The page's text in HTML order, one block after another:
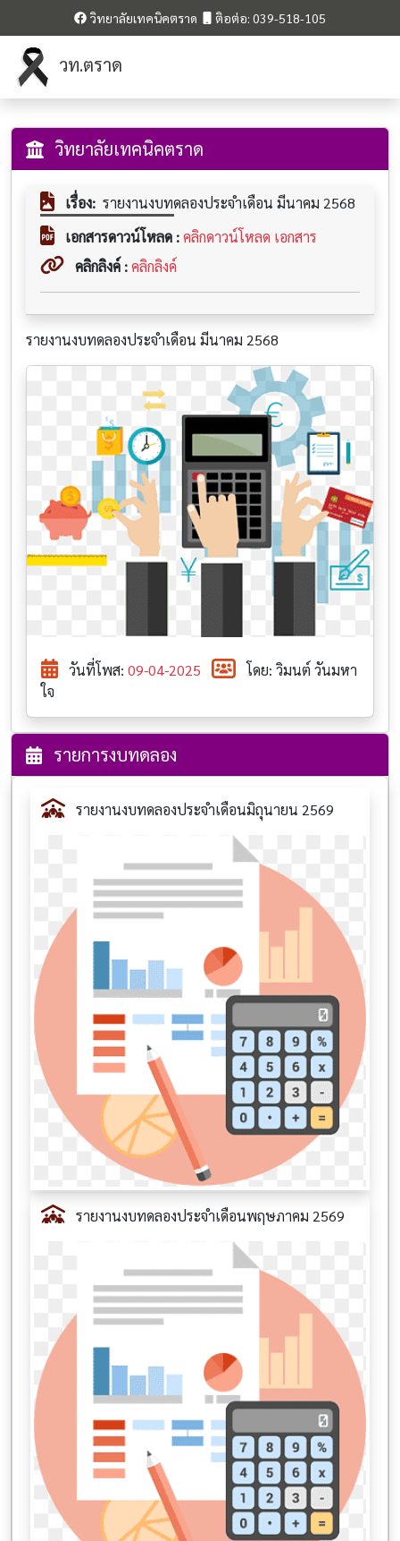
วิทยาลัยเทคนิคตราด ติอต่อ: 039-518-105
วท.ตราด
วิทยาลัยเทคนิคตราด
เรื่อง: รายงานงบทดลองประจำเดือน มีนาคม 2568
เอกสารดาวน์โหลด : คลิกดาวน์โหลด เอกสาร
คลิกลิงค์ :คลิกลิงค์
รายงานงบทดลองประจำเดือน มีนาคม 2568
วันที่โพส:09-04-2025
โดย: วิมนต์ วันมหา
ใจ
รายการงบทดลอง
รายงานงบทดลองประจำเดือนมิถุนายน 2569
รายงานงบทดลองประจำเดือนพฤษภาคม 2569